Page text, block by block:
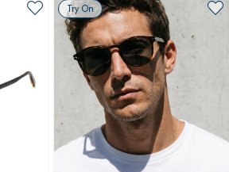
Try On